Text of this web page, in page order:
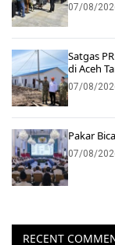
07/08/
Satgas
di Aceh
07/08/
Pakar
07/08/
RECENT